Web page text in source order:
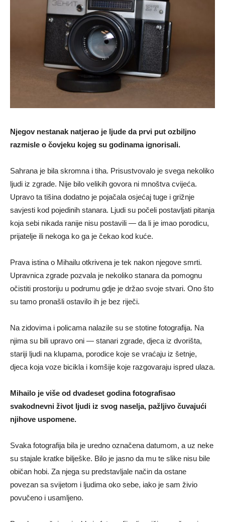
Njegov nestanak natjerao je ljude da prvi put ozbiljno
razmisle o čovjeku kojeg su godinama ignorisali.
Sahrana je bila skromna i tiha. Prisustvovalo je svega nekoliko
ljudi iz zgrade. Nije bilo velikih govora ni mnoštva cvijeća.
Upravo ta tišina dodatno je pojačala osjećaj tuge i grižnje
savjesti kod pojedinih stanara. Ljudi su počeli postavljati pitanja
koja sebi nikada ranije nisu postavili — da li je imao porodicu,
prijatelje ili nekoga ko ga je čekao kod kuće.
Prava istina o Mihailu otkrivena je tek nakon njegove smrti.
Upravnica zgrade pozvala je nekoliko stanara da pomognu
očistiti prostoriju u podrumu gdje je držao svoje stvari. Ono što
su tamo pronašli ostavilo ih je bez riječi.
Na zidovima i policama nalazile su se stotine fotografija. Na
njima su bili upravo oni — stanari zgrade, djeca iz dvorišta,
stariji ljudi na klupama, porodice koje se vraćaju iz šetnje,
djeca koja voze bicikla i komšije koje razgovaraju ispred ulaza.
Mihailo je više od dvadeset godina fotografisao
svakodnevni život ljudi iz svog naselja, pažljivo čuvajući
njihove uspomene.
Svaka fotografija bila je uredno označena datumom, a uz neke
su stajale kratke bilješke. Bilo je jasno da mu te slike nisu bile
običan hobi. Za njega su predstavljale način da ostane
povezan sa svijetom i ljudima oko sebe, iako je sam živio
povučeno i usamljeno.